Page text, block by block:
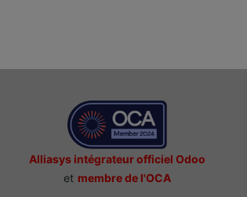
Alliasys intégrateur officiel Odoo
et membre de l'OCA